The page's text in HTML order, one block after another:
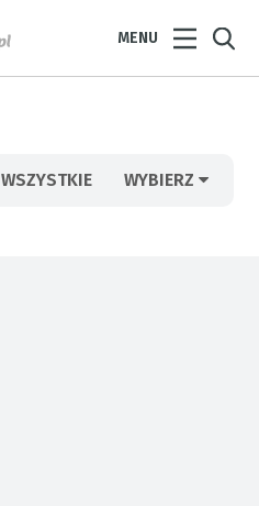
MENU
WSZYSTKIE WYBIERZ